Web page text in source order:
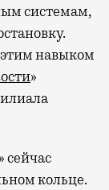
системам,
навыком
»
сейчас
кольце.